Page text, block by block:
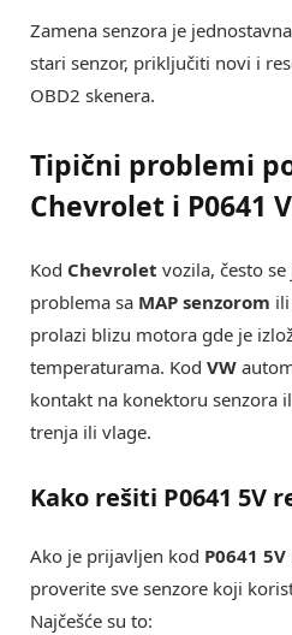
Zamena senzora je
stari senzor, priključiti novi i
OBD2 skenera.
Tipični problemi
Chevrolet i P0641
Kod Chevrolet vozila, često
problema sa MAP senzorom
prolazi blizu motora gde je
temperaturama. Kod VW
kontakt na konektoru senzora
trenja ili vlage.
Kako rešiti P0641 5V
Ako je prijavljen kod P0641
proverite sve senzore koji
Najčešće su to: